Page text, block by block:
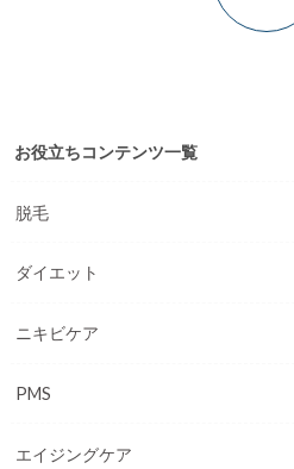
お役立ちコンテンツ一覧
脱毛
ダイエット
ニキビケア
PMS
エイジングケア